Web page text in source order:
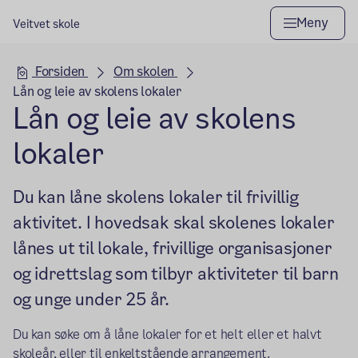
Veitvet skole Meny
Hovedseksjon
Forsiden
Om skolen
Lån og leie av skolens lokaler
Lån og leie av skolens
lokaler
Du kan låne skolens lokaler til frivillig
aktivitet. I hovedsak skal skolenes lokaler
lånes ut til lokale, frivillige organisasjoner
og idrettslag som tilbyr aktiviteter til barn
og unge under 25 år.
Du kan søke om å låne lokaler for et helt eller et halvt
skoleår, eller til enkeltstående arrangement.